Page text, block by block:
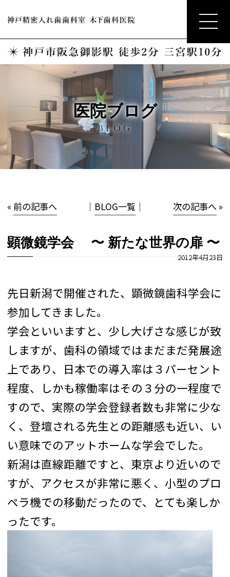
医院ブログ
BLOG
«前の記事へ │ BLOG一覧 │ 次の記事へ»
顕微鏡学会 〜 新たな世界の扉 〜
2012年4月23日
先日新潟で開催された、顕微鏡歯科学会に
参加してきました。
学会といいますと、少し大げさな感じが致
しますが、歯科の領域ではまだまだ発展途
上であり、日本での導入率は３パーセント
程度、しかも稼働率はその３分の一程度で
すので、実際の学会登録者数も非常に少な
く、登壇される先生との距離感も近い、い
い意味でのアットホームな学会でした。
新潟は直線距離ですと、東京より近いので
すが、アクセスが非常に悪く、小型のプロ
ペラ機での移動だったので、とても楽しか
ったです。